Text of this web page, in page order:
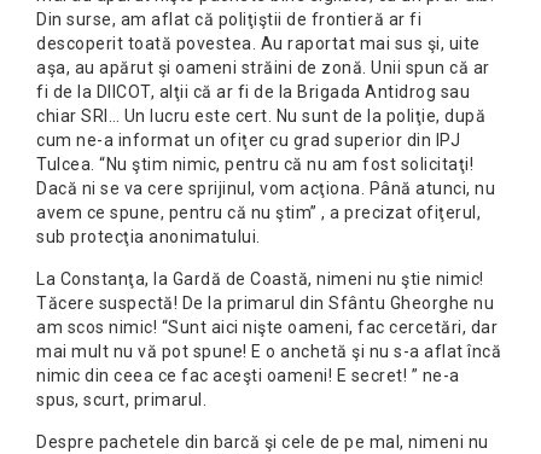
Din surse, am aflat că poliţiştii de frontieră ar fi
descoperit toată povestea. Au raportat mai sus şi, uite
aşa, au apărut şi oameni străini de zonă. Unii spun că ar
fi de la DIICOT, alţii că ar fi de la Brigada Antidrog sau
chiar SRI… Un lucru este cert. Nu sunt de la poliţie, după
cum ne-a informat un ofiţer cu grad superior din IPJ
Tulcea. “Nu ştim nimic, pentru că nu am fost solicitaţi!
Dacă ni se va cere sprijinul, vom acţiona. Până atunci, nu
avem ce spune, pentru că nu ştim” , a precizat ofiţerul,
sub protecţia anonimatului.
La Constanţa, la Gardă de Coastă, nimeni nu ştie nimic!
Tăcere suspectă! De la primarul din Sfântu Gheorghe nu
am scos nimic! “Sunt aici nişte oameni, fac cercetări, dar
mai mult nu vă pot spune! E o anchetă şi nu s-a aflat încă
nimic din ceea ce fac aceşti oameni! E secret! ” ne-a
spus, scurt, primarul.
Despre pachetele din barcă şi cele de pe mal, nimeni nu